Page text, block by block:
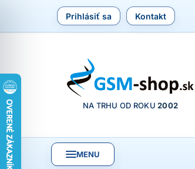
Prihlásiť sa Kontakt
NA TRHU OD ROKU2002
MENU